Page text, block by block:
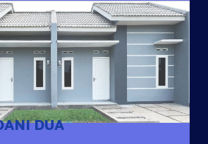
DUA
DUA
nyaman dengan harga subsidi hanya 100
strategis di Tuban